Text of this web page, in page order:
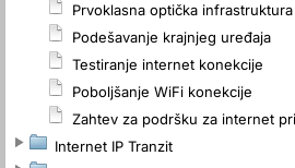
Prvoklasna optička infrastruktura
Podešavanje krajnjeg uređaja
Testiranje internet konekcije
Poboljšanje WiFi konekcije
Zahtev za podršku za internet
Internet IP Tranzit